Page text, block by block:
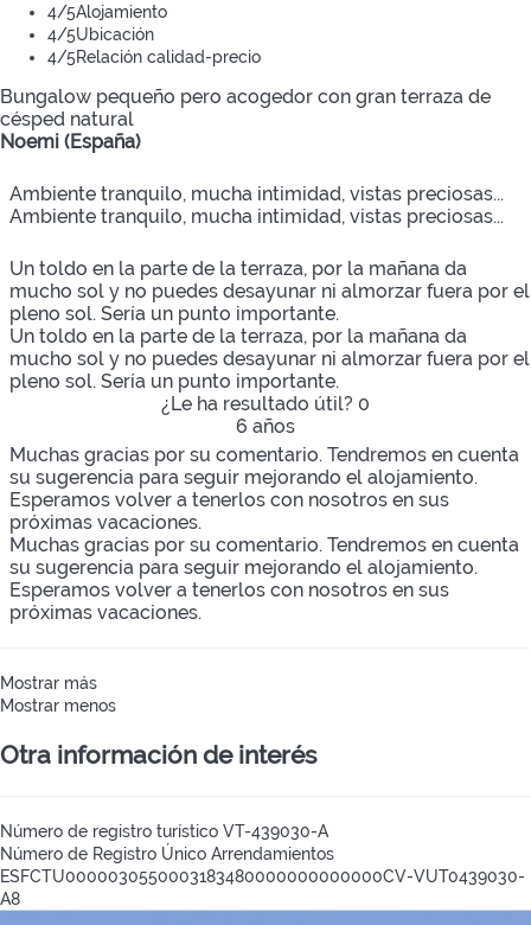
4/5Alojamiento
4/5Ubicación
4/5Relación calidad-precio
Bungalow pequeño pero acogedor con gran terraza de
césped natural
Noemi (España)
Ambiente tranquilo, mucha intimidad, vistas preciosas...
Ambiente tranquilo, mucha intimidad, vistas preciosas...
Un toldo en la parte de la terraza, por la mañana da
mucho sol y no puedes desayunar ni almorzar fuera por el
pleno sol. Sería un punto importante.
Un toldo en la parte de la terraza, por la mañana da
mucho sol y no puedes desayunar ni almorzar fuera por el
pleno sol. Sería un punto importante.
¿Le ha resultado útil? 0
6 años
Muchas gracias por su comentario. Tendremos en cuenta
su sugerencia para seguir mejorando el alojamiento.
Esperamos volver a tenerlos con nosotros en sus
próximas vacaciones.
Muchas gracias por su comentario. Tendremos en cuenta
su sugerencia para seguir mejorando el alojamiento.
Esperamos volver a tenerlos con nosotros en sus
próximas vacaciones.
Mostrar más
Mostrar menos
Otra información de interés
Número de registro turístico VT-439030-A
Número de Registro Único Arrendamientos
ESFCTU0000030550003183480000000000000CV-VUT0439030-
A8